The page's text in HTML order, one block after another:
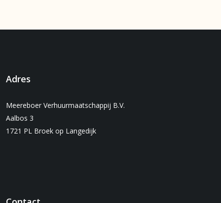
Adres
Meereboer Verhuurmaatschappij B.V.
Aalbos 3
1721 PL Broek op Langedijk